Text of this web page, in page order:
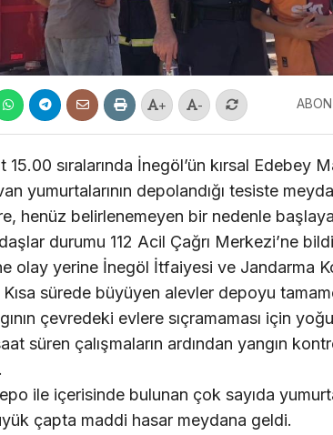
+ -
15.00 sıralarında İnegöl’ün kırsal Edebey
yumurtalarının depolandığı tesiste
henüz belirlenemeyen bir nedenle
durumu 112 Acil Çağrı Merkezi’ne
olay yerine İnegöl İtfaiyesi ve Jandarma
sürede büyüyen alevler depoyu
çevredeki evlere sıçramaması için
süren çalışmaların ardından yangın
ile içerisinde bulunan çok sayıda
çapta maddi hasar meydana geldi.